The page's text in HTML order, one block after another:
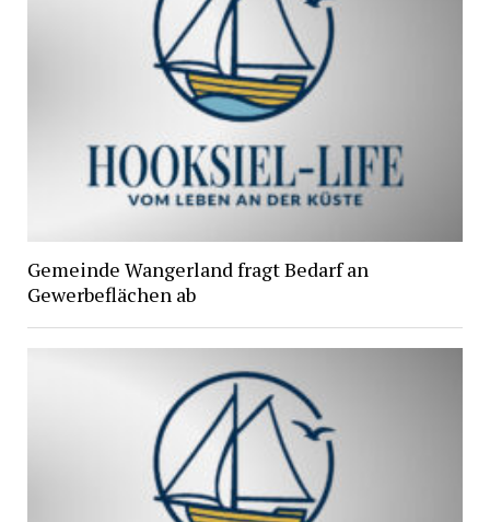
Gemeinde Wangerland fragt Bedarf an
Gewerbeflächen ab